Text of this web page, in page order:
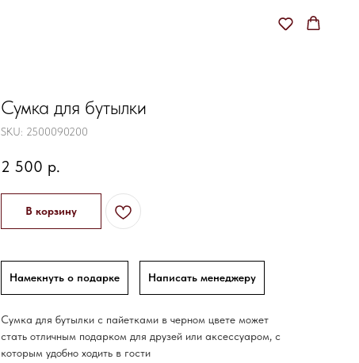
Сумка для бутылки
SKU: 2500090200
2 500 р.
В корзину
Намекнуть о подарке Написать менеджеру
Сумка для бутылки с пайетками в черном цвете может
стать отличным подарком для друзей или аксессуаром, с
которым удобно ходить в гости